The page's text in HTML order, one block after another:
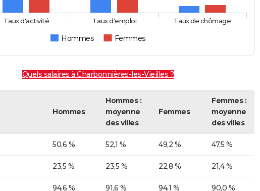
Hommes Femmes
Taux d'activité Taux d'emploi Taux de chômage
Quels salaires à Charbonnières-les-Vieilles ?
Hommes
Hommes :
moyenne
des villes
Femmes
Femmes :
moyenne
des villes
50,6 % 52,1 % 49,2 % 47,5 %
23,5 % 23,5 % 22,8 % 21,4 %
94,6 % 91,6 % 94,1 % 90,0 %